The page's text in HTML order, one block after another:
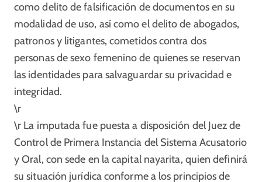
como delito de falsificación de documentos en su
modalidad de uso, así como el delito de abogados,
patronos y litigantes, cometidos contra dos
personas de sexo femenino de quienes se reservan
las identidades para salvaguardar su privacidad e
integridad.
\r
\r La imputada fue puesta a disposición del Juez de
Control de Primera Instancia del Sistema Acusatorio
y Oral, con sede en la capital nayarita, quien definirá
su situación jurídica conforme a los principios de